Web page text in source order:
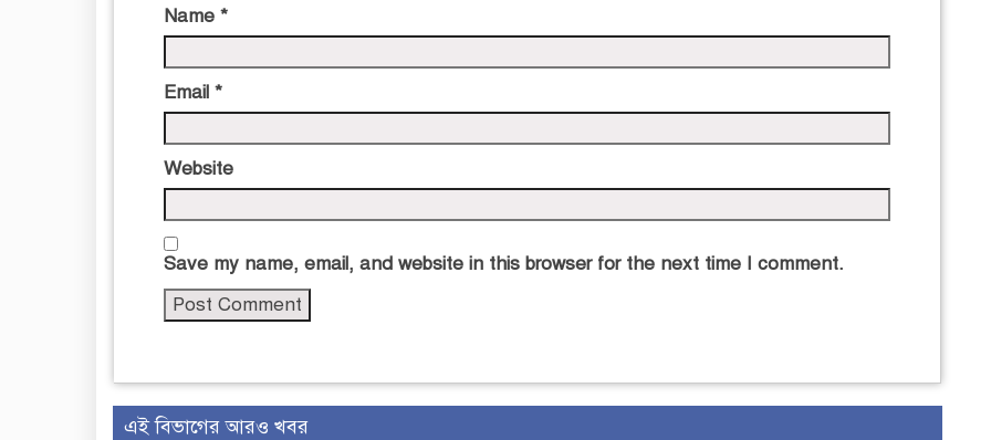
Name *
Email *
Website
Save my name, email, and website in this browser for the next time I comment.
এই বিভাগের আরও খবর